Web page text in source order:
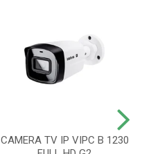
CAMERA TV IP VIPC B 1230